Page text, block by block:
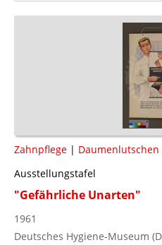
Zahnpflege | Daumenlutschen
Ausstellungstafel
"Gefährliche Unarten"
1961
Deutsches Hygiene-Museum